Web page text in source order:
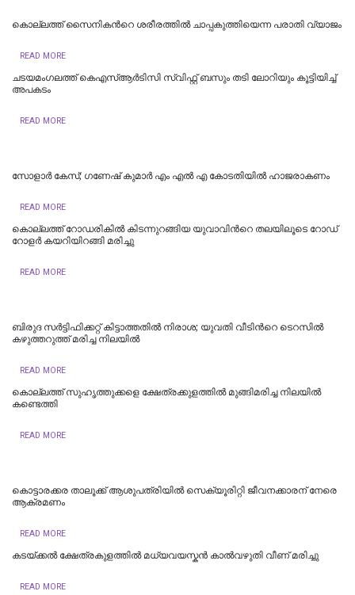
കൊല്ലത്ത് സൈനികന്‍റെ ശരീരത്തിൽ ചാപ്പകുത്തിയെന്ന പരാതി വ്യാജം
READ MORE
ചടയമംഗലത്ത് കെഎസ്ആർടിസി സ്വിഫ്റ്റ് ബസും തടി ലോറിയും കൂട്ടിയിച്ച്
അപകടം
READ MORE
സോളാർ കേസ്; ഗണേഷ് കുമാർ എം എൽ എ കോടതിയിൽ ഹാജരാകണം
READ MORE
കൊല്ലത്ത് റോഡരികിൽ കിടന്നുറങ്ങിയ യുവാവിന്‍റെ തലയിലൂടെ റോഡ്
റോളർ കയറിയിറങ്ങി മരിച്ചു
READ MORE
ബിരുദ സർട്ടിഫിക്കറ്റ് കിട്ടാത്തതിൽ നിരാശ; യുവതി വീടിന്‍റെ ടെറസിൽ
കഴുത്തറുത്ത് മരിച്ച നിലയിൽ
READ MORE
കൊല്ലത്ത് സുഹൃത്തുക്കളെ ക്ഷേത്രക്കുളത്തില്‍ മുങ്ങിമരിച്ച നിലയില്‍
കണ്ടെത്തി
READ MORE
കൊട്ടാരക്കര താലൂക്ക് ആശുപത്രിയിൽ സെക്യൂരിറ്റി ജീവനക്കാരന് നേരെ
ആക്രമണം
READ MORE
കടയ്ക്കൽ ക്ഷേത്രകുളത്തിൽ മധ്യവയസ്കന്‍ കാൽവഴുതി വീണ് മരിച്ചു
READ MORE